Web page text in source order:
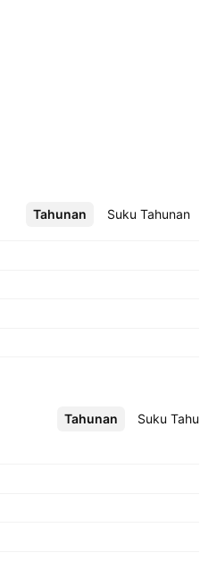
Tahunan Suku Tahunan
Lebih
Tahunan Suku
Lebih